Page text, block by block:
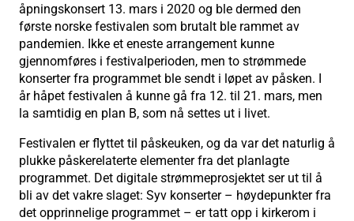
åpningskonsert 13. mars i 2020 og ble dermed den
første norske festivalen som brutalt ble rammet av
pandemien. Ikke et eneste arrangement kunne
gjennomføres i festivalperioden, men to strømmede
konserter fra programmet ble sendt i løpet av påsken. I
år håpet festivalen å kunne gå fra 12. til 21. mars, men
la samtidig en plan B, som nå settes ut i livet.
Festivalen er flyttet til påskeuken, og da var det naturlig å
plukke påskerelaterte elementer fra det planlagte
programmet. Det digitale strømmeprosjektet ser ut til å
bli av det vakre slaget: Syv konserter – høydepunkter fra
det opprinnelige programmet – er tatt opp i kirkerom i